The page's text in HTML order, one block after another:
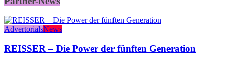
AdvertorialsNews
REISSER – Die Power der fünften Generation